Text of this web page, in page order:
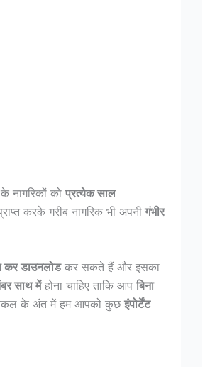
नागरिकों को प्रत्येक साल
करके गरीब नागरिक भी अपनी गंभीर
कर डाउनलोडकर सकते हैं और इसका
साथ मेंहोना चाहिए ताकि आप बिना
के अंत में हम आपको कुछइंपोर्टेंट